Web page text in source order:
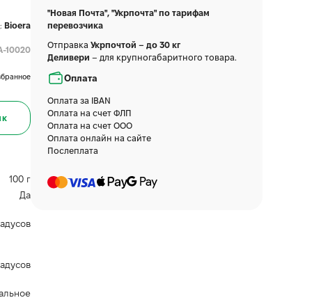
Bioera
10020
100 г
Да
"Новая Почта", "Укрпочта" по тарифам
перевозчика
Отправка Укрпочтой – до 30 кг
Деливери – для крупногабаритного товара.
Оплата
Оплата за IBAN
Оплата на счет ФЛП
Оплата на счет ООО
Оплата онлайн на сайте
Послеплата